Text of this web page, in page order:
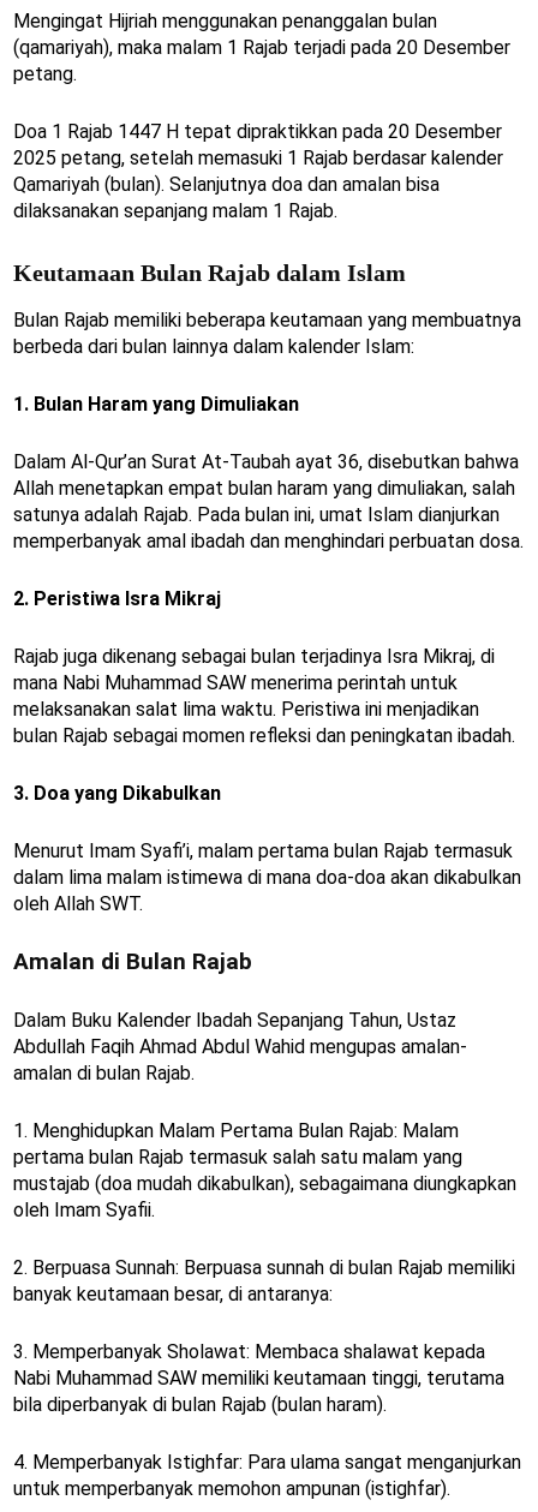
Mengingat Hijriah menggunakan penanggalan bulan
(qamariyah), maka malam 1 Rajab terjadi pada 20 Desember
petang.
Doa 1 Rajab 1447 H tepat dipraktikkan pada 20 Desember
2025 petang, setelah memasuki 1 Rajab berdasar kalender
Qamariyah (bulan). Selanjutnya doa dan amalan bisa
dilaksanakan sepanjang malam 1 Rajab.
Keutamaan Bulan Rajab dalam Islam
Bulan Rajab memiliki beberapa keutamaan yang membuatnya
berbeda dari bulan lainnya dalam kalender Islam:
1. Bulan Haram yang Dimuliakan
Dalam Al-Qur’an Surat At-Taubah ayat 36, disebutkan bahwa
Allah menetapkan empat bulan haram yang dimuliakan, salah
satunya adalah Rajab. Pada bulan ini, umat Islam dianjurkan
memperbanyak amal ibadah dan menghindari perbuatan dosa.
2. Peristiwa Isra Mikraj
Rajab juga dikenang sebagai bulan terjadinya Isra Mikraj, di
mana Nabi Muhammad SAW menerima perintah untuk
melaksanakan salat lima waktu. Peristiwa ini menjadikan
bulan Rajab sebagai momen refleksi dan peningkatan ibadah.
3. Doa yang Dikabulkan
Menurut Imam Syafi’i, malam pertama bulan Rajab termasuk
dalam lima malam istimewa di mana doa-doa akan dikabulkan
oleh Allah SWT.
Amalan di Bulan Rajab
Dalam Buku Kalender Ibadah Sepanjang Tahun, Ustaz
Abdullah Faqih Ahmad Abdul Wahid mengupas amalan-
amalan di bulan Rajab.
1. Menghidupkan Malam Pertama Bulan Rajab: Malam
pertama bulan Rajab termasuk salah satu malam yang
mustajab (doa mudah dikabulkan), sebagaimana diungkapkan
oleh Imam Syafii.
2. Berpuasa Sunnah: Berpuasa sunnah di bulan Rajab memiliki
banyak keutamaan besar, di antaranya:
3. Memperbanyak Sholawat: Membaca shalawat kepada
Nabi Muhammad SAW memiliki keutamaan tinggi, terutama
bila diperbanyak di bulan Rajab (bulan haram).
4. Memperbanyak Istighfar: Para ulama sangat menganjurkan
untuk memperbanyak memohon ampunan (istighfar).